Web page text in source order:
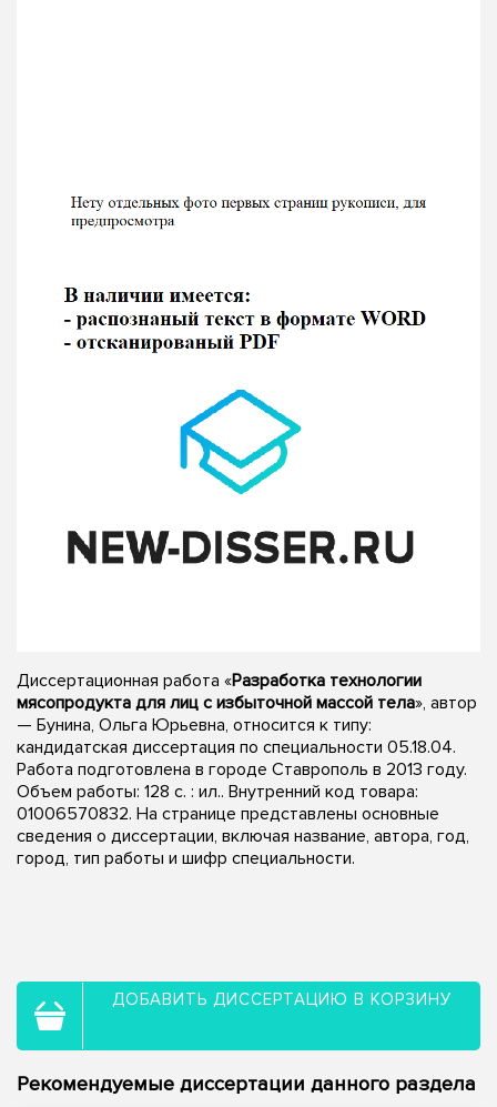
Диссертационная работа «Разработка технологии
мясопродукта для лиц с избыточной массой тела», автор
— Бунина, Ольга Юрьевна, относится к типу:
кандидатская диссертация по специальности 05.18.04.
Работа подготовлена в городе Ставрополь в 2013 году.
Объем работы: 128 с. : ил.. Внутренний код товара:
01006570832. На странице представлены основные
сведения о диссертации, включая название, автора, год,
город, тип работы и шифр специальности.
ДОБАВИТЬ ДИССЕРТАЦИЮ В КОРЗИНУ
Рекомендуемые диссертации данного раздела